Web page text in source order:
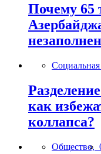
Почему 65
Социальная
как
коллапса?
Общество,